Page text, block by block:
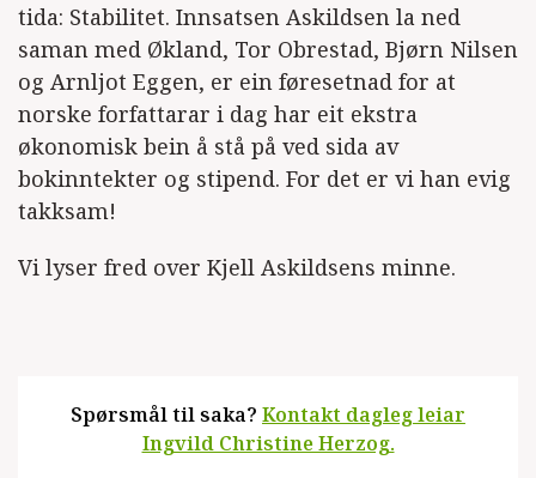
tida: Stabilitet. Innsatsen Askildsen la ned
saman med Økland, Tor Obrestad, Bjørn Nilsen
og Arnljot Eggen, er ein føresetnad for at
norske forfattarar i dag har eit ekstra
økonomisk bein å stå på ved sida av
bokinntekter og stipend. For det er vi han evig
takksam!
Vi lyser fred over Kjell Askildsens minne.
Spørsmål til saka? Kontakt dagleg leiar
Ingvild Christine Herzog.